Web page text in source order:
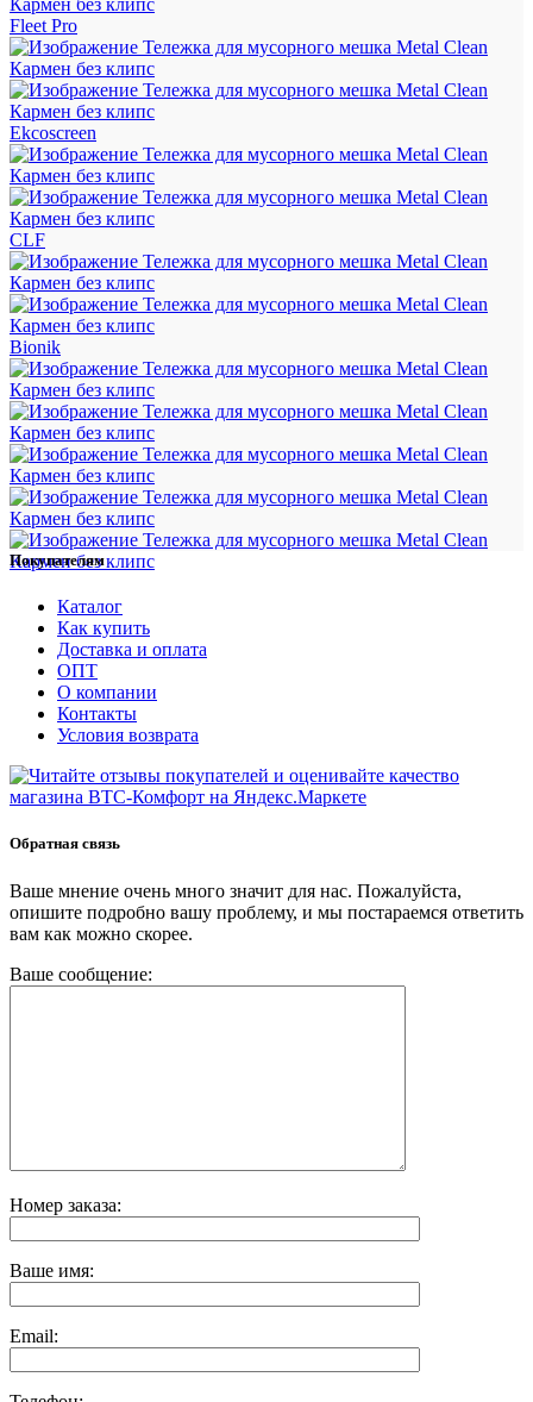
Fleet Pro
Ekcoscreen
CLF
Bionik
Покупателям
Каталог
Как купить
Доставка и оплата
ОПТ
О компании
Контакты
Условия возврата
Обратная связь
Ваше мнение очень много значит для нас. Пожалуйста,
опишите подробно вашу проблему, и мы постараемся ответить
вам как можно скорее.
Ваше сообщение:
Номер заказа:
Ваше имя:
Email: